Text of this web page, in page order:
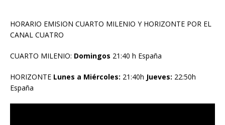
HORARIO EMISION CUARTO MILENIO Y HORIZONTE POR EL
CANAL CUATRO
CUARTO MILENIO: Domingos 21:40 h España
HORIZONTE Lunes a Miércoles: 21:40h Jueves: 22:50h
España